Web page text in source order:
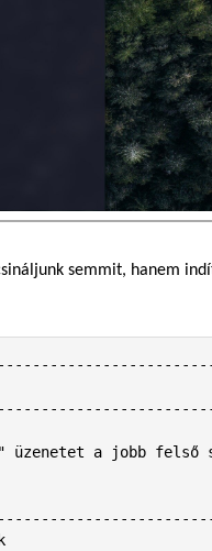
semmit, hanem
üzenetet a jobb felső